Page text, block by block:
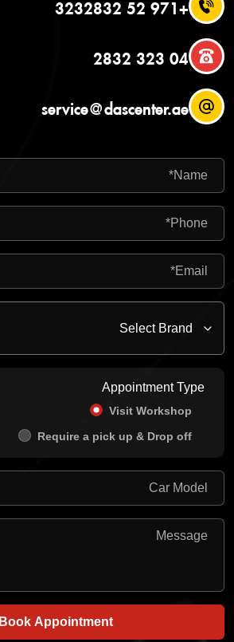
+971 52 3232832
04 323 2832
service@dascenter.ae
Appointment Type
Visit Workshop
Require a pick up & Drop off
Book Appointment